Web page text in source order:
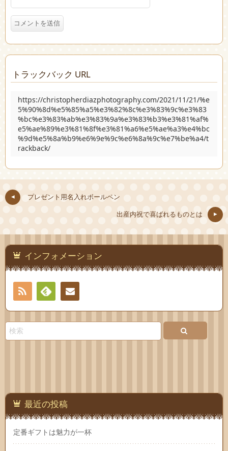
トラックバック URL
https://christopherdiazphotography.com/2021/11/21/%e
5%90%8d%e5%85%a5%e3%82%8c%e3%83%9c%e3%83
%bc%e3%83%ab%e3%83%9a%e3%83%b3%e3%81%af%
e5%ae%89%e3%81%8f%e3%81%a6%e5%ae%a3%e4%bc
%9d%e5%8a%b9%e6%9e%9c%e6%8a%9c%e7%be%a4/t
rackback/
プレゼント用名入れボールペン
出産内祝で喜ばれるものとは
インフォメーション
RSS
Feedly連絡
最近の投稿
定番ギフトは魅力が一杯